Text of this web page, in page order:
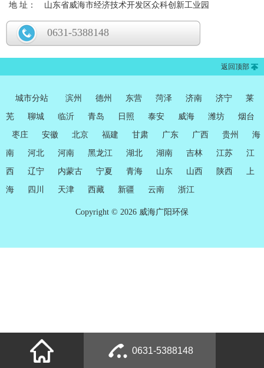
地 址：
山东省威海市经济技术开发区众科创新工业园
0631-5388148
返回顶部
城市分站 滨州 德州 东营 菏泽 济南 济宁
莱
芜
聊城 临沂 青岛 日照 泰安 威海 潍坊
烟台
枣庄
安徽 北京 福建 甘肃 广东 广西 贵州
海
南
河北 河南 黑龙江 湖北 湖南 吉林 江苏
江
西
辽宁 内蒙古 宁夏 青海 山东 山西 陕西
上
海
四川 天津 西藏 新疆 云南 浙江
Copyright © 2026 威海广阳环保
0631-5388148